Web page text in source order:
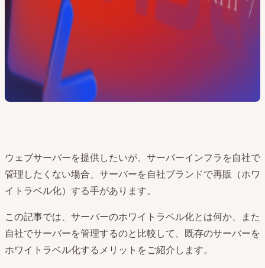
ウェブサーバーを提供したいが、サーバーインフラを自社で
管理したくない場合、サーバーを自社ブランドで再販（ホワ
イトラベル化）する手があります。
この記事では、サーバーのホワイトラベル化とは何か、また
自社でサーバーを管理するのと比較して、既存のサーバーを
ホワイトラベル化するメリットをご紹介します。